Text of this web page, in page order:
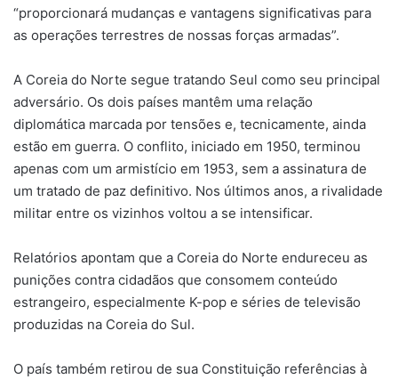
“proporcionará mudanças e vantagens significativas para
as operações terrestres de nossas forças armadas”.
A Coreia do Norte segue tratando Seul como seu principal
adversário. Os dois países mantêm uma relação
diplomática marcada por tensões e, tecnicamente, ainda
estão em guerra. O conflito, iniciado em 1950, terminou
apenas com um armistício em 1953, sem a assinatura de
um tratado de paz definitivo. Nos últimos anos, a rivalidade
militar entre os vizinhos voltou a se intensificar.
Relatórios apontam que a Coreia do Norte endureceu as
punições contra cidadãos que consomem conteúdo
estrangeiro, especialmente K-pop e séries de televisão
produzidas na Coreia do Sul.
O país também retirou de sua Constituição referências à